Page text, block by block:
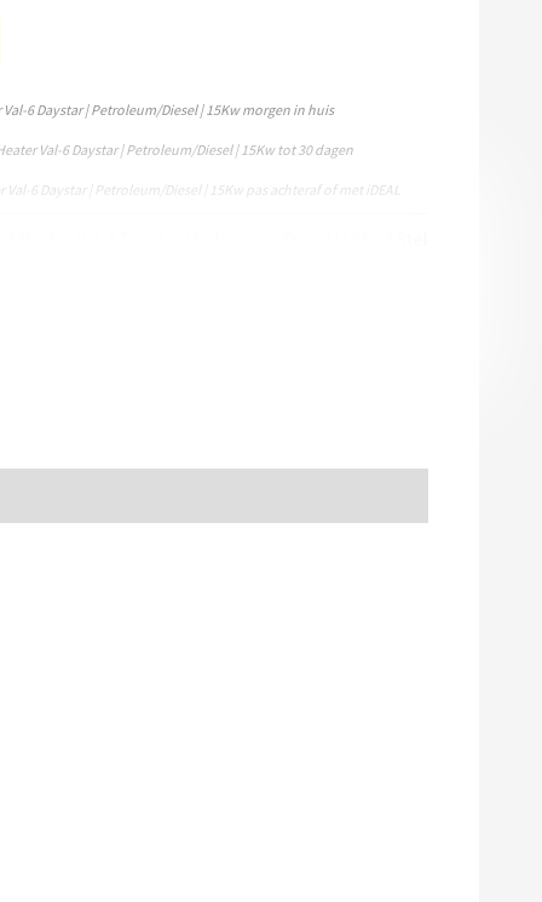
van fotocelbeveiliging en een
thermostaataansluiting, maar er wordt geen
6 Daystar | Petroleum/Diesel | 15Kw morgen in huis
Val-6 Daystar | Petroleum/Diesel | 15Kw tot 30 dagen
6 Daystar | Petroleum/Diesel | 15Kw pas achteraf of met iDEAL